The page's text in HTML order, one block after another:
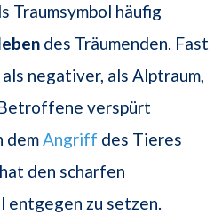
Traumsymbol häufig
des Träumenden. Fast
negativer, als Alptraum,
verspürt
demAngriff des Tieres
den scharfen
entgegen zu setzen.